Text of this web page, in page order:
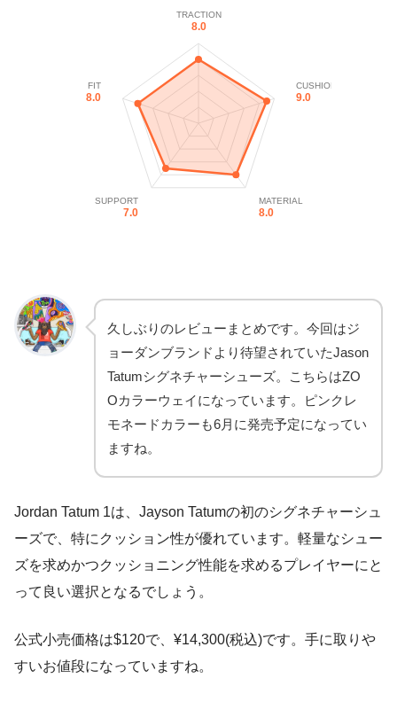
TRACTION
8.0
CUSHION
9.0
MATERIAL
8.0
SUPPORT
7.0
FIT
8.0
久しぶりのレビューまとめです。今回はジ
ョーダンブランドより待望されていたJason
Tatumシグネチャーシューズ。こちらはZO
Oカラーウェイになっています。ピンクレ
モネードカラーも6月に発売予定になってい
ますね。
Jordan Tatum 1は、Jayson Tatumの初のシグネチャーシュ
ーズで、特にクッション性が優れています。軽量なシュー
ズを求めかつクッショニング性能を求めるプレイヤーにと
って良い選択となるでしょう。
公式小売価格は$120で、¥14,300(税込)です。手に取りや
すいお値段になっていますね。